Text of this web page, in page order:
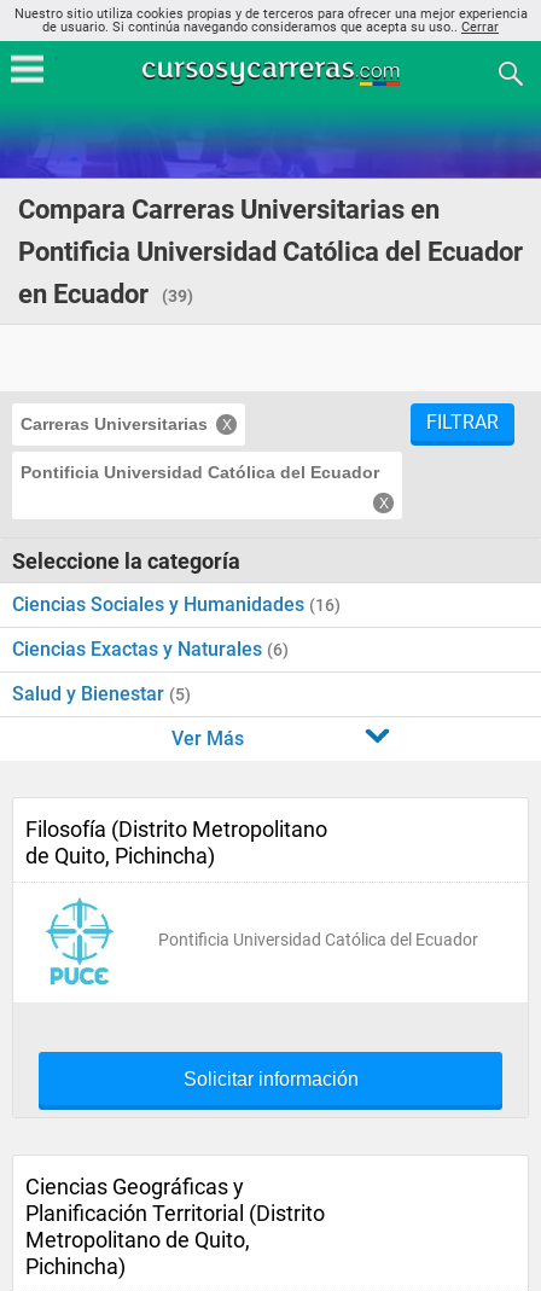
Nuestro sitio utiliza cookies propias y de terceros para ofrecer una mejor experiencia
de usuario. Si continúa navegando consideramos que acepta su uso.. Cerrar
Compara Carreras Universitarias en
Pontificia Universidad Católica del Ecuador
en Ecuador
(39)
Carreras Universitarias
Pontificia Universidad Católica del Ecuador
FILTRAR
Seleccione la categoría
Ciencias Sociales y Humanidades (16)
Ciencias Exactas y Naturales (6)
Salud y Bienestar (5)
Ver Más
Filosofía (Distrito Metropolitano
de Quito, Pichincha)
Pontificia Universidad Católica del Ecuador
Solicitar información
Ciencias Geográficas y
Planificación Territorial (Distrito
Metropolitano de Quito,
Pichincha)